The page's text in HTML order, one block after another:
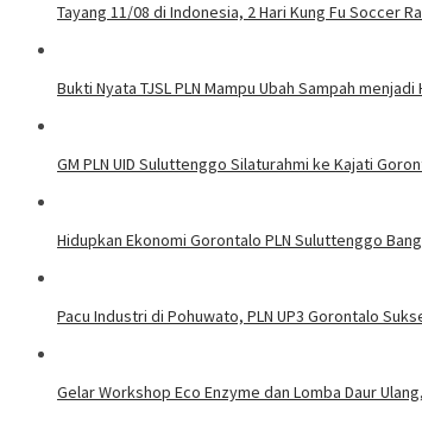
Tayang 11/08 di Indonesia, 2 Hari Kung Fu Soccer
Bukti Nyata TJSL PLN Mampu Ubah Sampah menjadi
GM PLN UID Suluttenggo Silaturahmi ke Kajati
Hidupkan Ekonomi Gorontalo PLN Suluttenggo
Pacu Industri di Pohuwato, PLN UP3 Gorontalo
Gelar Workshop Eco Enzyme dan Lomba Daur